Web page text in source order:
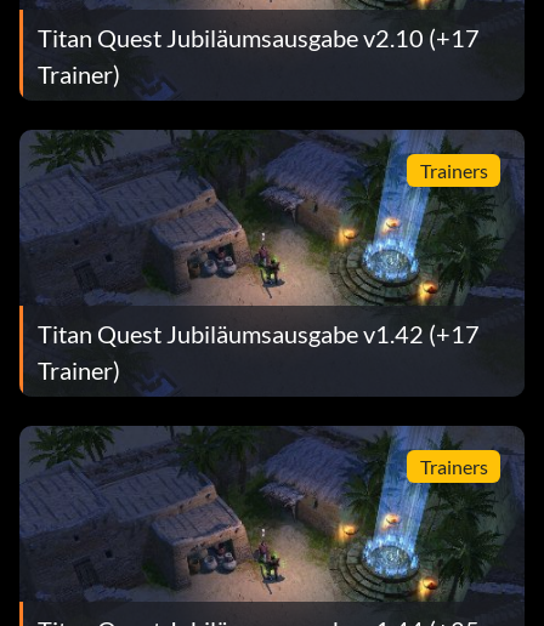
Titan Quest Jubiläumsausgabe v2.10 (+17
Trainer)
Trainers
Titan Quest Jubiläumsausgabe v1.42 (+17
Trainer)
Trainers